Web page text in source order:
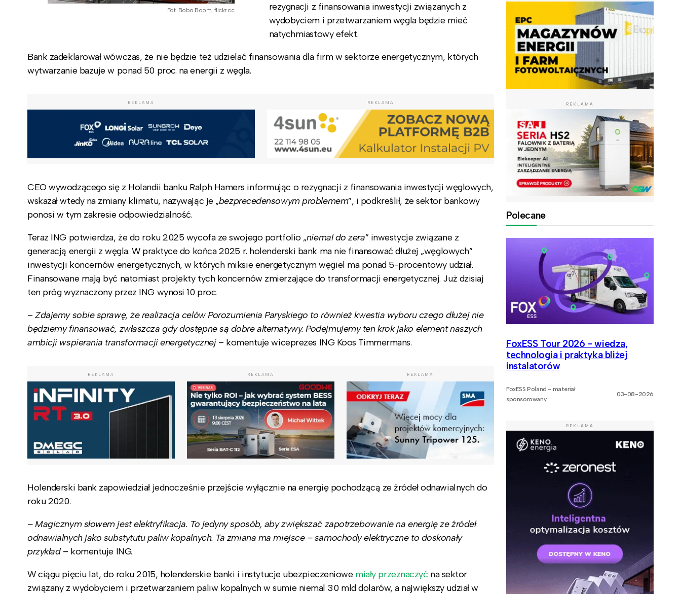
Fot. Bobo Boom, flickr cc
rezygnacji z finansowania inwestycji związanych z
wydobyciem i przetwarzaniem węgla będzie mieć
natychmiastowy efekt.
Bank zadeklarował wówczas, że nie będzie też udzielać finansowania dla firm w sektorze energetycznym, których
wytwarzanie bazuje w ponad 50 proc. na energii z węgla.
REKLAMA REKLAMA
CEO wywodzącego się z Holandii banku Ralph Hamers informując o rezygnacji z finansowania inwestycji węglowych,
wskazał wtedy na zmiany klimatu, nazywając je „bezprecedensowym problemem”, i podkreślił, że sektor bankowy
ponosi w tym zakresie odpowiedzialność.
Teraz ING potwierdza, że do roku 2025 wycofa ze swojego portfolio „niemal do zera” inwestycje związane z
generacją energii z węgla. W praktyce do końca 2025 r. holenderski bank ma nie finansować dłużej „węglowych”
inwestycji koncernów energetycznych, w których miksie energetycznym węgiel ma ponad 5-procentowy udział.
Finansowane mają być natomiast projekty tych koncernów zmierzające do transformacji energetycznej. Już dzisiaj
ten próg wyznaczony przez ING wynosi 10 proc.
–Zdajemy sobie sprawę, że realizacja celów Porozumienia Paryskiego to również kwestia wyboru czego dłużej nie
będziemy finansować, zwłaszcza gdy dostępne są dobre alternatywy. Podejmujemy ten krok jako element naszych
ambicji wspierania transformacji energetycznej – komentuje wiceprezes ING Koos Timmermans.
REKLAMA REKLAMA REKLAMA
Holenderski bank zapowiedział jednocześnie przejście wyłącznie na energię pochodzącą ze źródeł odnawialnych do
roku 2020.
– Magicznym słowem jest elektryfikacja. To jedyny sposób, aby zwiększać zapotrzebowanie na energię ze źródeł
odnawialnych jako substytutu paliw kopalnych. Ta zmiana ma miejsce – samochody elektryczne to doskonały
przykład– komentuje ING.
W ciągu pięciu lat, do roku 2015, holenderskie banki i instytucje ubezpieczeniowe miały przeznaczyć na sektor
związany z wydobyciem i przetwarzaniem paliw kopalnych w sumie niemal 30 mld dolarów, a największy udział w
REKLAMA
Polecane
FoxESS Tour 2026 - wiedza,
technologia i praktyka bliżej
instalatorów
FoxESS Poland - materiał
sponsorowany
03-08-2026
REKLAMA